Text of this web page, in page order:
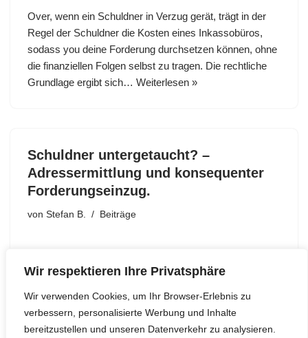
Wir respektieren Ihre Privatsphäre
Wir verwenden Cookies, um Ihr Browser-Erlebnis zu
verbessern, personalisierte Werbung und Inhalte
bereitzustellen und unseren Datenverkehr zu analysieren.
Over, wenn ein Schuldner in Verzug gerät, trägt in der
Regel der Schuldner die Kosten eines Inkassobüros,
sodass you deine Forderung durchsetzen können, ohne
die finanziellen Folgen selbst zu tragen. Die rechtliche
Grundlage ergibt sich… Weiterlesen »
Schuldner untergetaucht? –
Adressermittlung und konsequenter
Forderungseinzug.
von Stefan B. Beiträge
1 2 Weiter »